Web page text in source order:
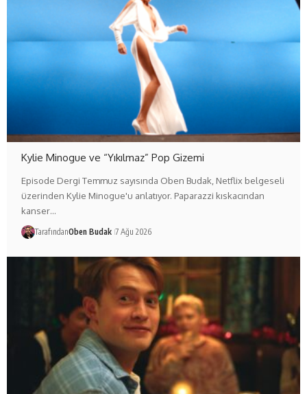
Kylie Minogue ve “Yıkılmaz” Pop Gizemi
Episode Dergi Temmuz sayısında Oben Budak, Netflix belgeseli
üzerinden Kylie Minogue'u anlatıyor. Paparazzi kıskacından
kanser…
TarafındanOben Budak 7 Ağu 2026